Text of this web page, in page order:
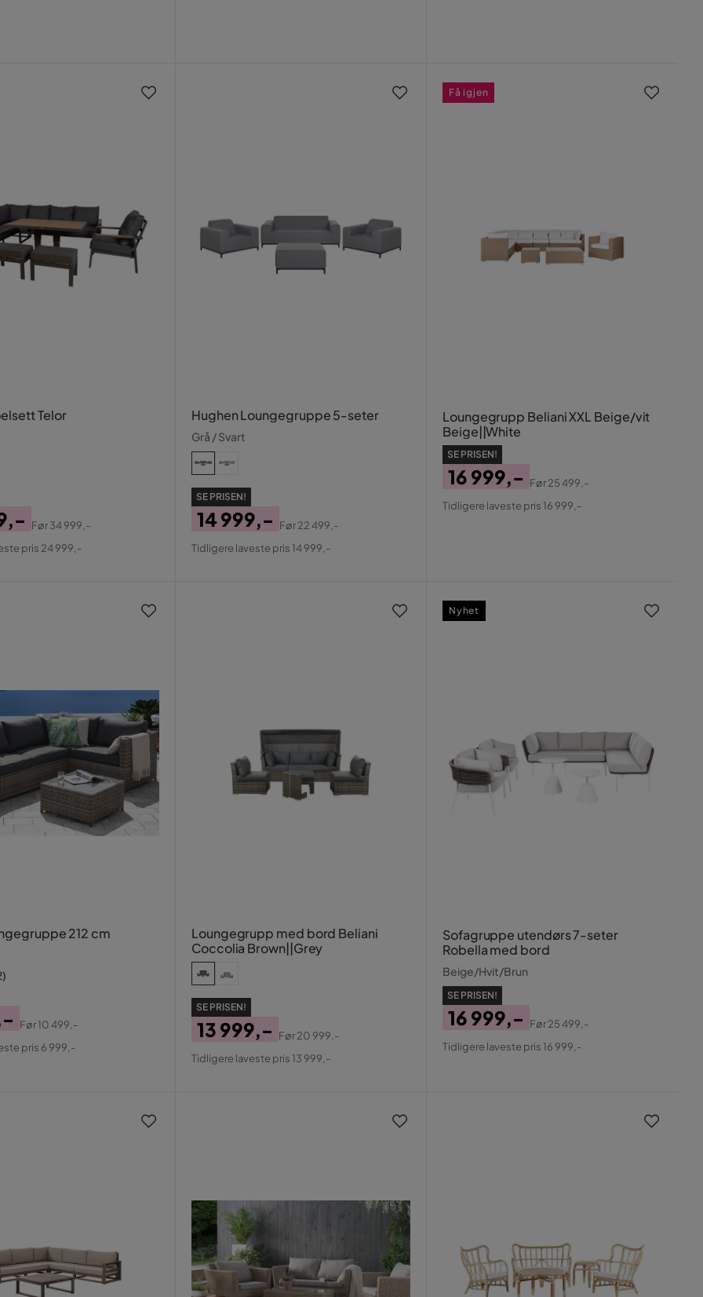
Telor
Før34 999,-
pris 24 999,-
Hughen Loungegruppe 5-seter
Grå / Svart
SE PRISEN!
Pris
14 999,-
Original
Før22 499,-
Tidligere laveste pris 14 999,-
Loungegrupp Beliani XXL Beige/vit
Beige||White
SE PRISEN!
Pris
16 999,-
Original
Før25 499,-
Tidligere laveste pris 16 999,-
Få igjen
212 cm
)
Før10 499,-
pris 6 999,-
Loungegrupp med bord Beliani
Coccolia Brown||Grey
SE PRISEN!
Pris
13 999,-
Original
Før20 999,-
Tidligere laveste pris 13 999,-
Sofagruppe utendørs 7-seter
Robella med bord
Beige/Hvit/Brun
SE PRISEN!
Pris
16 999,-
Original
Før25 499,-
Tidligere laveste pris 16 999,-
Nyhet